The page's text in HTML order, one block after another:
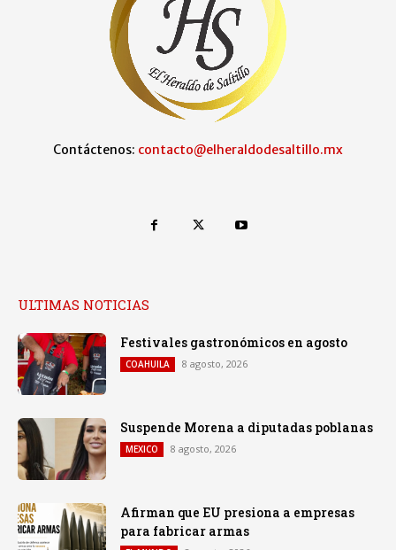
Contáctenos: contacto@elheraldodesaltillo.mx
ULTIMAS NOTICIAS
Festivales gastronómicos en agosto
COAHUILA 8 agosto, 2026
Suspende Morena a diputadas poblanas
MEXICO 8 agosto, 2026
Afirman que EU presiona a empresas
para fabricar armas